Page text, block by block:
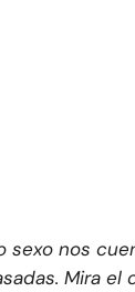
sexo nos
Mira el